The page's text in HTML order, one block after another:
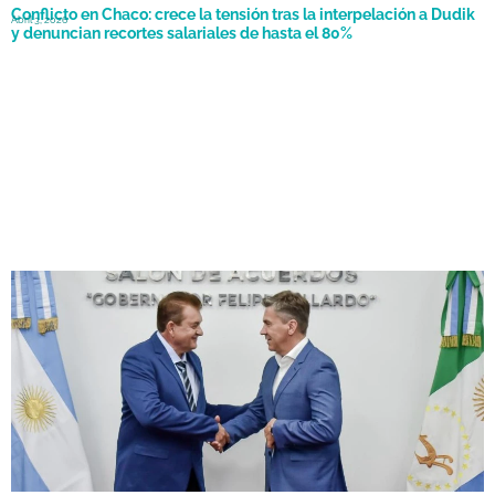
Conflicto en Chaco: crece la tensión tras la interpelación a Dudik
y denuncian recortes salariales de hasta el 80%
Abril 3, 2026
Interpelación a Dudik: sesión caída, tensión política y reclamos
por el recorte salarial en Chaco
Abril 1, 2026